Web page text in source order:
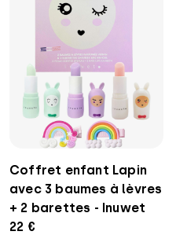
Coffret enfant Lapin
avec 3 baumes à lèvres
+ 2 barettes - Inuwet
22 €